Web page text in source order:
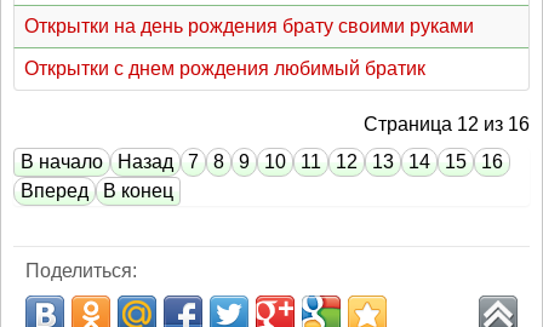
Открытки на день рождения брату своими руками
Открытки с днем рождения любимый братик
Страница 12 из 16
В начало
Назад 7 8 9 10 11 12 13 14 15
16
Вперед
В конец
Поделиться: